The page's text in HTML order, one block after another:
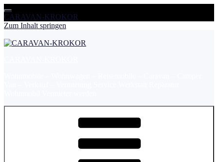
CARAVAN-KROKOR
Zum Inhalt springen